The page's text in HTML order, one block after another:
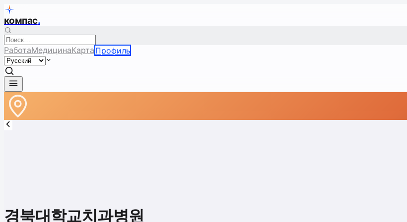
компас.
РаботаМедицинаКарта Профиль
경북대학교치과병원